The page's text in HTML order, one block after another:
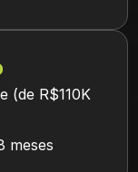
(de R$110K
meses